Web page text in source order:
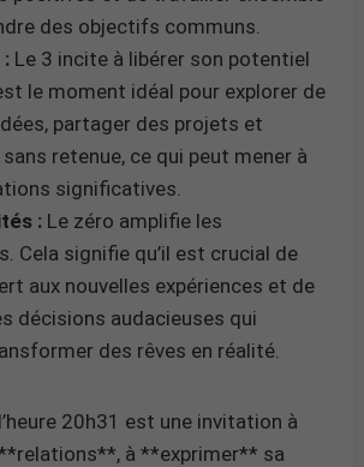
des objectifs communs.
Le 3 incite à libérer son potentiel
le moment idéal pour explorer de
partager des projets et
sans retenue, ce qui peut mener à
significatives.
: Le zéro amplifie les
Cela signifie qu’il est crucial de
aux nouvelles expériences et de
décisions audacieuses qui
des rêves en réalité.
20h31 est une invitation à
à **exprimer** sa